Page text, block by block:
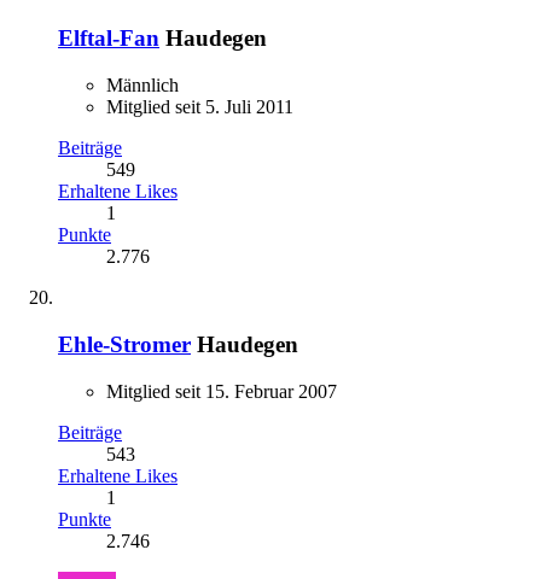
Elftal-Fan Haudegen
Männlich
Mitglied seit 5. Juli 2011
Beiträge
549
Erhaltene Likes
1
Punkte
2.776
Ehle-Stromer Haudegen
Mitglied seit 15. Februar 2007
Beiträge
543
Erhaltene Likes
1
Punkte
2.746